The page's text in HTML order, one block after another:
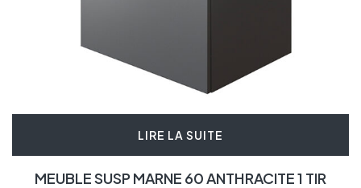
LIRE LA SUITE
MEUBLE SUSP MARNE 60 ANTHRACITE 1 TIR